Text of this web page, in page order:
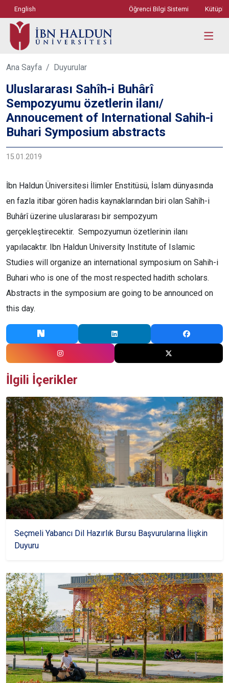
English Öğrenci Bilgi Sistemi
Ana Sayfa Duyurular
Uluslararası Sahîh-i Buhârî
Sempozyumu özetlerin ilanı/
Annoucement of International Sahih-i
Buhari Symposium abstracts
15.01.2019
İbn Haldun Üniversitesi İlimler Enstitüsü, İslam dünyasında
en fazla itibar gören hadis kaynaklarından biri olan Sahîh-i
Buhârî üzerine uluslararası bir sempozyum
gerçekleştirecektir. Sempozyumun özetlerinin ilanı
yapılacaktır. Ibn Haldun University Institute of Islamic
Studies will organize an international symposium on Sahih-i
Buhari who is one of the most respected hadith scholars.
Abstracts in the symposium are going to be announced on
this day.
İlgili İçerikler
Seçmeli Yabancı Dil Hazırlık Bursu Başvurularına İlişkin
Duyuru